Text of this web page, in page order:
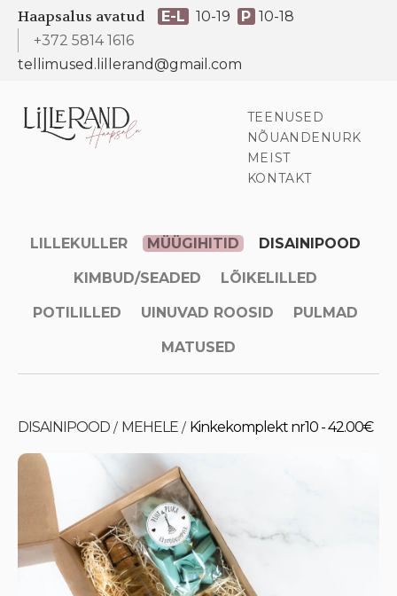
Haapsalus avatud E-L 10-19 P 10-18
+372 5814 1616
tellimused.lillerand@gmail.com
TEENUSED
NÕUANDENURK
MEIST
KONTAKT
LILLEKULLER MÜÜGIHITID DISAINIPOOD
KIMBUD/SEADED LÕIKELILLED
POTILILLED UINUVAD ROOSID PULMAD
MATUSED
DISAINIPOOD / MEHELE / Kinkekomplekt nr10 - 42.00€